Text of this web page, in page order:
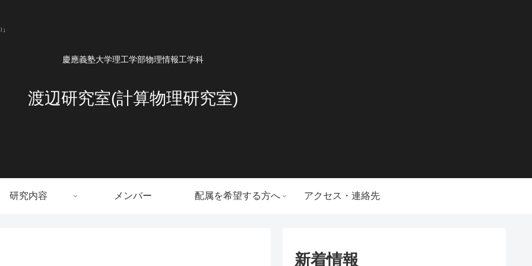
慶應義塾大学理工学部物理情報工学科
渡辺研究室(計算物理研究室)
研究内容 メンバー 配属を希望する方へ アクセス・連絡先
新着情報